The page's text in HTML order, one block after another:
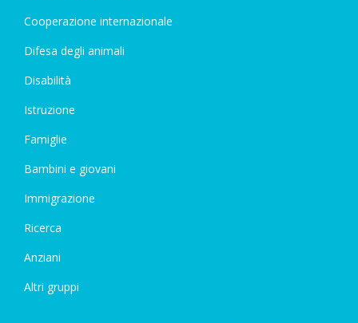
Cooperazione internazionale
Difesa degli animali
Disabilità
Istruzione
Famiglie
Bambini e giovani
Immigrazione
Ricerca
Anziani
Altri gruppi